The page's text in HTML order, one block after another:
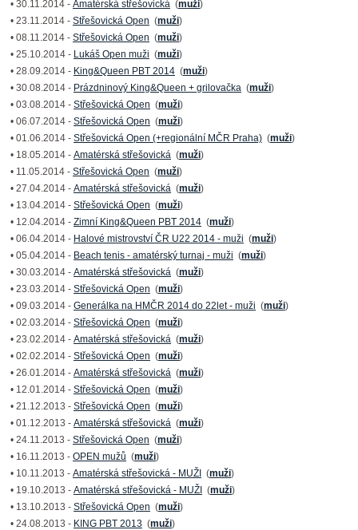
• 30.11.2014 - Amatérská střešovická (muži)
• 23.11.2014 - Střešovická Open (muži)
• 08.11.2014 - Střešovická Open (muži)
• 25.10.2014 - Lukáš Open muži (muži)
• 28.09.2014 - King&Queen PBT 2014 (muži)
• 30.08.2014 - Prázdninový King&Queen + grilovačka (muži)
• 03.08.2014 - Střešovická Open (muži)
• 06.07.2014 - Střešovická Open (muži)
• 01.06.2014 - Střešovická Open (+regionální MČR Praha) (muži)
• 18.05.2014 - Amatérská střešovická (muži)
• 11.05.2014 - Střešovická Open (muži)
• 27.04.2014 - Amatérská střešovická (muži)
• 13.04.2014 - Střešovická Open (muži)
• 12.04.2014 - Zimní King&Queen PBT 2014 (muži)
• 06.04.2014 - Halové mistrovství ČR U22 2014 - muži (muži)
• 05.04.2014 - Beach tenis - amatérský turnaj - muži (muži)
• 30.03.2014 - Amatérská střešovická (muži)
• 23.03.2014 - Střešovická Open (muži)
• 09.03.2014 - Generálka na HMČR 2014 do 22let - muži (muži)
• 02.03.2014 - Střešovická Open (muži)
• 23.02.2014 - Amatérská střešovická (muži)
• 02.02.2014 - Střešovická Open (muži)
• 26.01.2014 - Amatérská střešovická (muži)
• 12.01.2014 - Střešovická Open (muži)
• 21.12.2013 - Střešovická Open (muži)
• 01.12.2013 - Amatérská střešovická (muži)
• 24.11.2013 - Střešovická Open (muži)
• 16.11.2013 - OPEN mužů (muži)
• 10.11.2013 - Amatérská střešovická - MUŽI (muži)
• 19.10.2013 - Amatérská střešovická - MUŽI (muži)
• 13.10.2013 - Střešovická Open (muži)
• 24.08.2013 - KING PBT 2013 (muži)